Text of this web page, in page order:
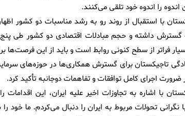
را اندوه خود تلقی می‌کنند.
با استقبال از روند رو به رشد مناسبات دو کشور
گسترش داشته و حجم مبادلات اقتصادی دو کشور طی
فراتر از سطح کنونی روابط است و باید از این
تاجیکستان برای گسترش همکاری‌ها در حوزه‌های
ضرورت اجرای کامل توافقات و تفاهمات دوجانبه تأکید کرد.
با اشاره به تجاوزات اخیر علیه ایران، این
نگرانی تحولات مربوط به ایران را دنبال می‌کردم. ما